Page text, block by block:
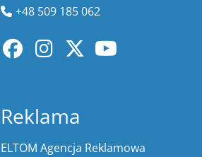
+48 509 185 062
Reklama
ELTOM Agencja Reklamowa